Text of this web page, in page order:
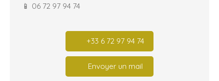
📱 06 72 97 94 74
+33 6 72 97 94 74
Envoyer un mail